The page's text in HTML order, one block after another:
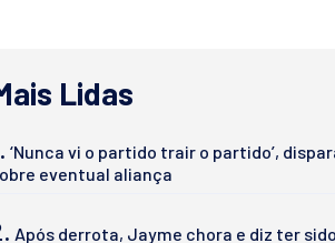
Lidas
‘Nunca vi o partido trair o partido’,
eventual aliança
Após derrota, Jayme chora e diz ter